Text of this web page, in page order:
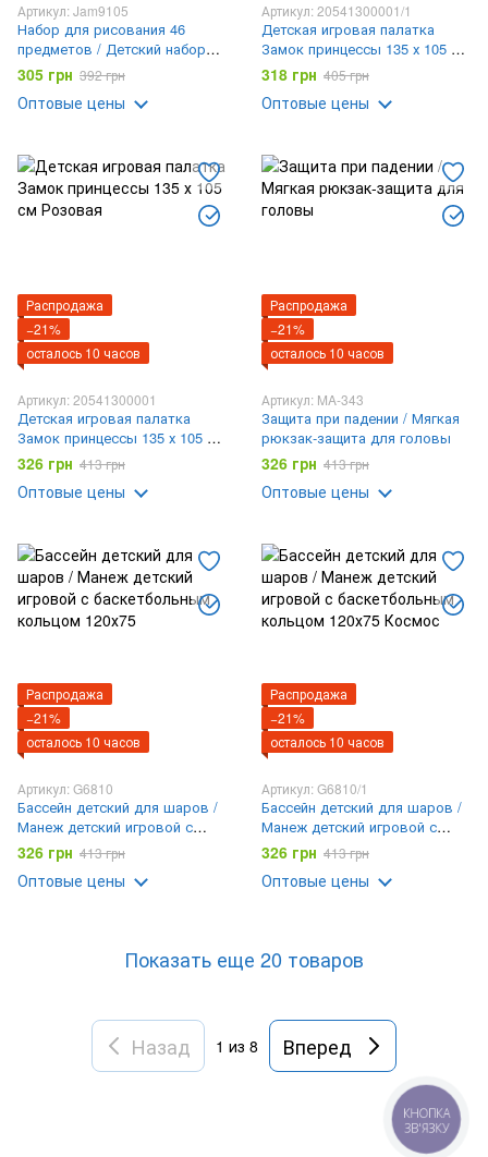
Артикул: Jam9105
Набор для рисования 46
предметов / Детский набор
художника / Набор для
детского творчества
305 грн 392 грн
Оптовые цены
Артикул: 20541300001/1
Детская игровая палатка
Замок принцессы 135 х 105 см
Синий
318 грн 405 грн
Оптовые цены
Распродажа
−21%
осталось 10 часов
Артикул: 20541300001
Детская игровая палатка
Замок принцессы 135 х 105 см
Розовая
326 грн 413 грн
Оптовые цены
Распродажа
−21%
осталось 10 часов
Артикул: MA-343
Защита при падении / Мягкая
рюкзак-защита для головы
326 грн 413 грн
Оптовые цены
Распродажа
−21%
осталось 10 часов
Артикул: G6810
Бассейн детский для шаров /
Манеж детский игровой с
баскетбольным кольцом
120х75
326 грн 413 грн
Оптовые цены
Распродажа
−21%
осталось 10 часов
Артикул: G6810/1
Бассейн детский для шаров /
Манеж детский игровой с
баскетбольным кольцом
120х75 Космос
326 грн 413 грн
Оптовые цены
Показать еще 20 товаров
Назад 1 из 8 Вперед
КНОПКА
ЗВ'ЯЗКУ